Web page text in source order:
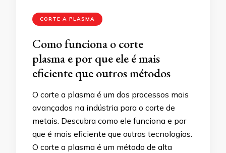
CORTE A PLASMA
Como funciona o corte
plasma e por que ele é mais
eficiente que outros métodos
O corte a plasma é um dos processos mais
avançados na indústria para o corte de
metais. Descubra como ele funciona e por
que é mais eficiente que outras tecnologias.
O corte a plasma é um método de alta